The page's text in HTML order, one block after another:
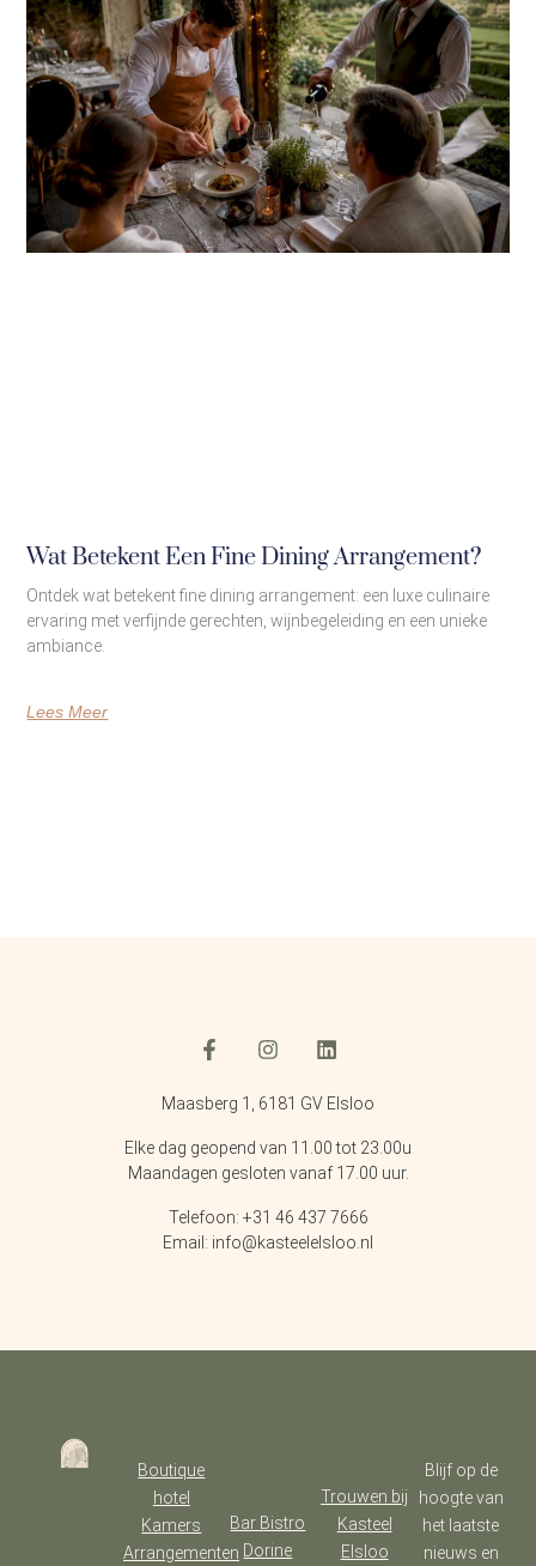
Wat Betekent Een Fine Dining Arrangement?
Ontdek wat betekent fine dining arrangement: een luxe culinaire
ervaring met verfijnde gerechten, wijnbegeleiding en een unieke
ambiance.
Lees Meer
Maasberg 1, 6181 GV Elsloo
Elke dag geopend van 11.00 tot 23.00u
Maandagen gesloten vanaf 17.00 uur.
Telefoon: +31 46 437 7666
Email: info@kasteelelsloo.nl
Boutique
hotel
Kamers
Arrangementen
Bar Bistro
Dorine
Trouwen bij
Kasteel
Elsloo
Blijf op de
hoogte van
het laatste
nieuws en